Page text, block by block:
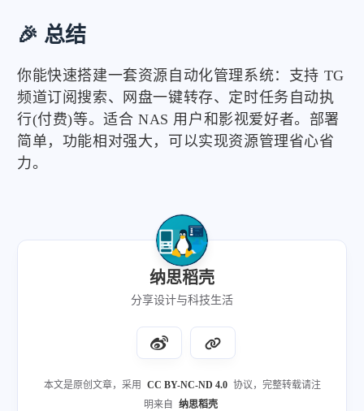
🎉 总结
你能快速搭建一套资源自动化管理系统：支持 TG
频道订阅搜索、网盘一键转存、定时任务自动执
行(付费)等。适合 NAS 用户和影视爱好者。部署
简单，功能相对强大，可以实现资源管理省心省
力。
纳思稻壳
分享设计与科技生活
本文是原创文章，采用 CC BY-NC-ND 4.0 协议，完整转载请注
明来自 纳思稻壳